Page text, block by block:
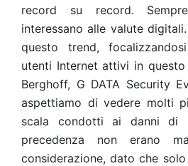
record su record.
interessano alle valute
questo trend,
utenti Internet attivi in
Berghoff, G DATA Security
aspettiamo di vedere molti
scala condotti ai danni di
precedenza non erano
considerazione, dato che